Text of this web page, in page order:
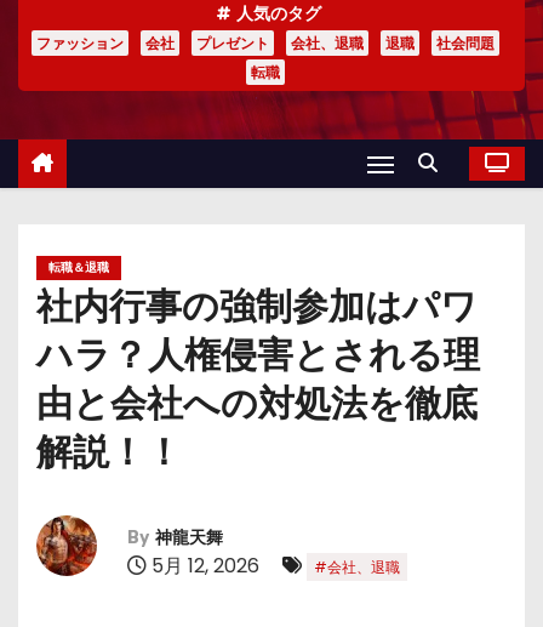
人気のタグ
ファッション 会社 プレゼント 会社、退職 退職
社会問題
転職
転職＆退職
社内行事の強制参加はパワ
ハラ？人権侵害とされる理
由と会社への対処法を徹底
解説！！
By 神龍天舞
5月 12, 2026 #会社、退職